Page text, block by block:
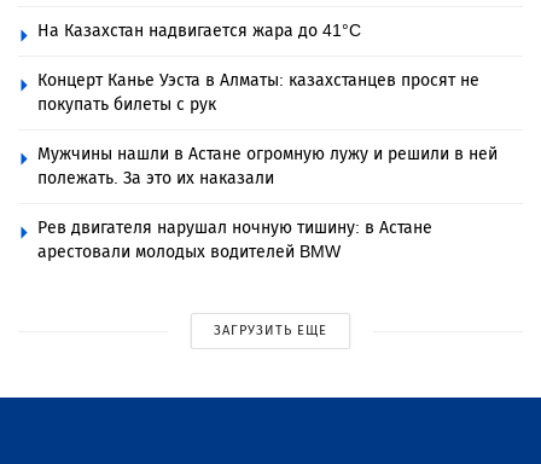
На Казахстан надвигается жара до 41°C
Концерт Канье Уэста в Алматы: казахстанцев просят не
покупать билеты с рук
Мужчины нашли в Астане огромную лужу и решили в ней
полежать. За это их наказали
Рев двигателя нарушал ночную тишину: в Астане
арестовали молодых водителей BMW
ЗАГРУЗИТЬ ЕЩЕ